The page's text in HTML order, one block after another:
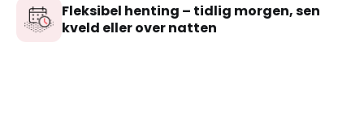
Fleksibel henting – tidlig morgen, sen
kveld eller over natten